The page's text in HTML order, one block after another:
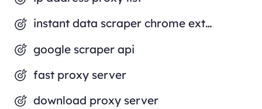
instant data scraper chrome extension
google scraper api
fast proxy server
download proxy server